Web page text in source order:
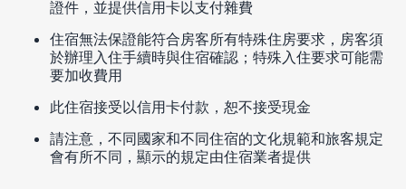
證件，並提供信用卡以支付雜費
住宿無法保證能符合房客所有特殊住房要求，房客須
於辦理入住手續時與住宿確認；特殊入住要求可能需
要加收費用
此住宿接受以信用卡付款，恕不接受現金
請注意，不同國家和不同住宿的文化規範和旅客規定
會有所不同，顯示的規定由住宿業者提供